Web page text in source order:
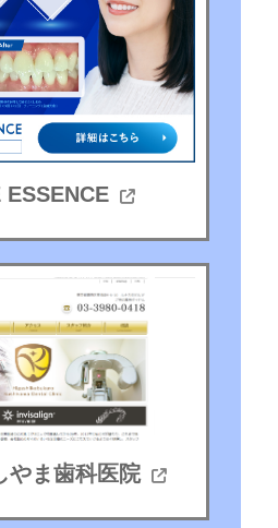
ESSENCE
やま歯科医院